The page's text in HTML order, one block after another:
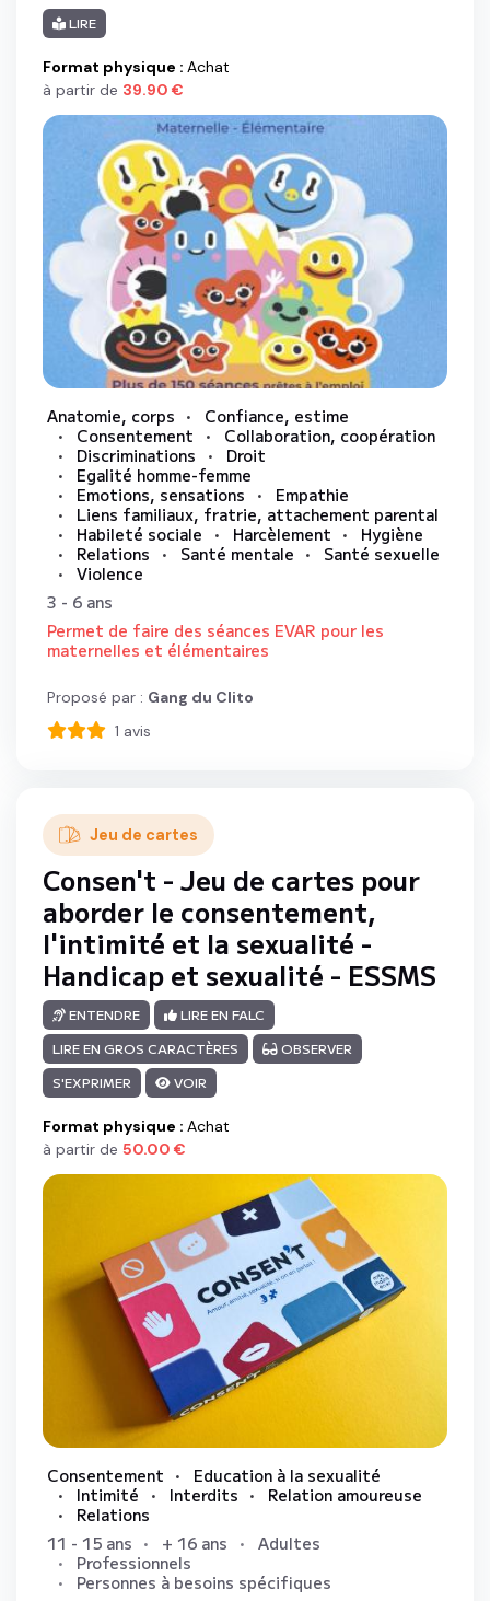
Les + théoriques
Les + pratiques
Les - chères
LIRE
Format physique : Achat
à partir de 39.90 €
Anatomie, corps
Confiance, estime
Consentement
Collaboration, coopération
Discriminations
Droit
Egalité homme-femme
Emotions, sensations
Empathie
Liens familiaux, fratrie, attachement parental
Habileté sociale
Harcèlement
Hygiène
Relations
Santé mentale
Santé sexuelle
Violence
3 - 6 ans
Permet de faire des séances EVAR pour les
maternelles et élémentaires
Proposé par : Gang du Clito
1 avis
Jeu de cartes
Consen't - Jeu de cartes pour
aborder le consentement,
l'intimité et la sexualité -
Handicap et sexualité - ESSMS
ENTENDRE
LIRE EN FALC
LIRE EN GROS CARACTÈRES
OBSERVER
S'EXPRIMER
VOIR
Format physique : Achat
à partir de 50.00 €
Consentement
Education à la sexualité
Intimité
Interdits
Relation amoureuse
Relations
11 - 15 ans
+ 16 ans
Adultes
Professionnels
Personnes à besoins spécifiques